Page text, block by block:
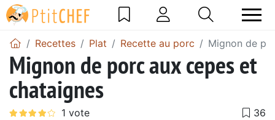
Recettes Plat Recette au porc Mignon de
Mignon de porc aux cepes et
chataignes